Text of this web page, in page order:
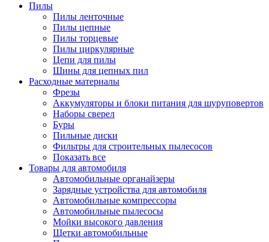
Пилы
Пилы ленточные
Пилы цепные
Пилы торцевые
Пилы циркулярные
Цепи для пилы
Шины для цепных пил
Расходные материалы
Фрезы
Аккумуляторы и блоки питания для шуруповертов
Наборы сверел
Буры
Пильные диски
Фильтры для строительных пылесосов
Показать все
Товары для автомобиля
Автомобильные органайзеры
Зарядные устройства для автомобиля
Автомобильные компрессоры
Автомобильные пылесосы
Мойки высокого давления
Щетки автомобильные